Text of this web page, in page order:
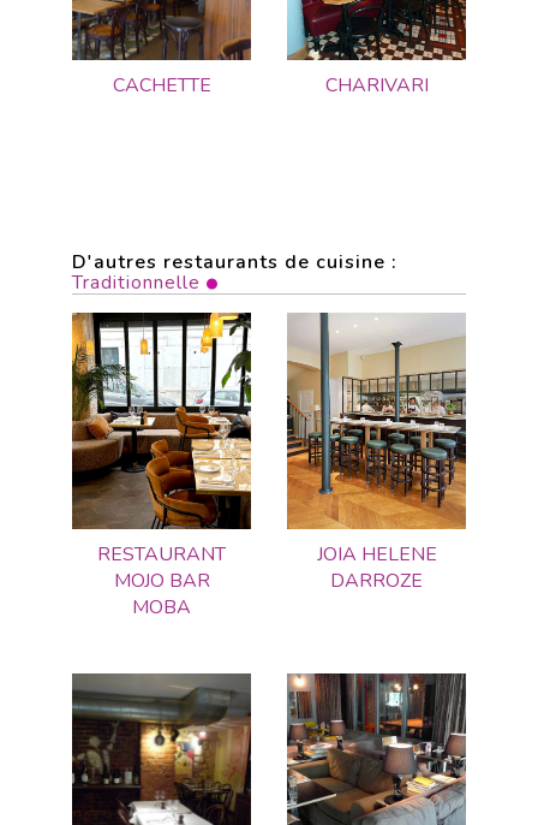
CACHETTE CHARIVARI
D'autres restaurants de cuisine :
Traditionnelle
RESTAURANT
MOJO BAR
MOBA
JOIA HELENE
DARROZE